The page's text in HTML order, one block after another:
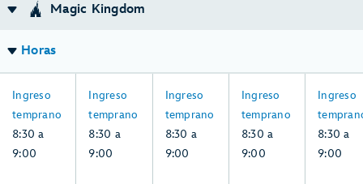
está
cambios
sin
previo
aviso.
Descubre
Magic Kingdom
Horas
Ingreso
temprano
8:30
a
9:00,
domingo,
8:30 a
9:00
Ingreso
temprano
8:30
a
9:00,
lunes,
8:30 a
9:00
Ingreso
temprano
8:30
a
9:00,
martes,
8:30 a
9:00
Ingreso
temprano
8:30
a
9:00,
miércoles,
8:30 a
9:00
Ingreso
8:30
a
9:00,
jueves,
8:30 a
9:00